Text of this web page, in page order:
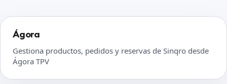
Ágora
Gestiona productos, pedidos y reservas de Sinqro desde
Ágora TPV